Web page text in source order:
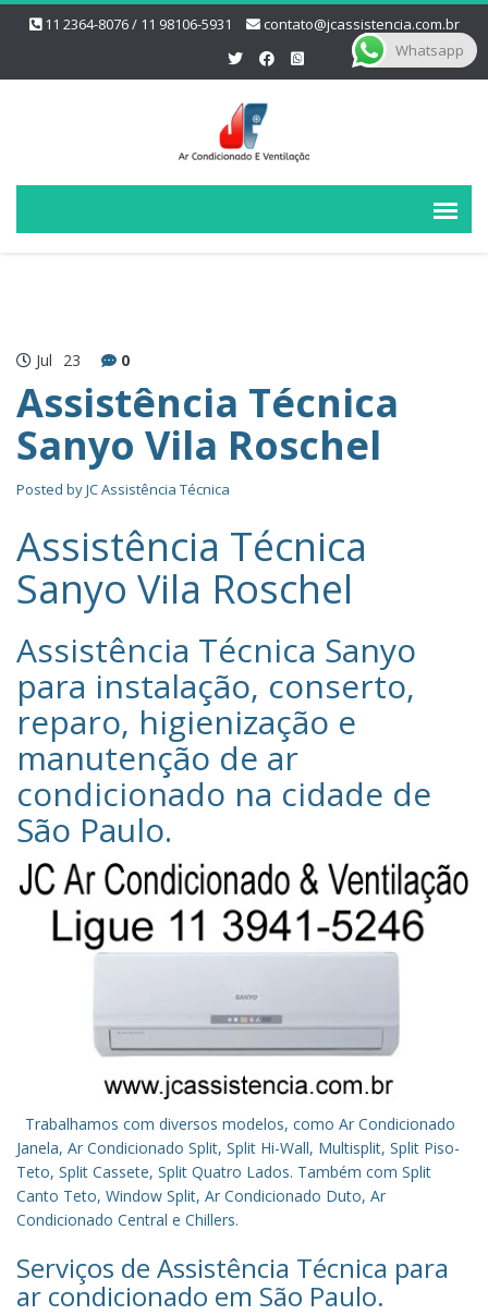
11 2364-8076 / 11 98106-5931 contato@jcassistencia.com.br
Jul 23 0
Assistência Técnica
Sanyo Vila Roschel
Posted byJC Assistência Técnica
Assistência Técnica
Sanyo Vila Roschel
Assistência Técnica Sanyo‎
para instalação, conserto,
reparo, higienização e
manutenção de ar
condicionado na cidade de
São Paulo.
Trabalhamos com diversos modelos, como Ar Condicionado
Janela, Ar Condicionado Split, Split Hi-Wall, Multisplit, Split Piso-
Teto, Split Cassete, Split Quatro Lados. Também com Split
Canto Teto, Window Split, Ar Condicionado Duto, Ar
Condicionado Central e Chillers.
Serviços de Assistência Técnica para
ar condicionado em São Paulo.
Whatsapp